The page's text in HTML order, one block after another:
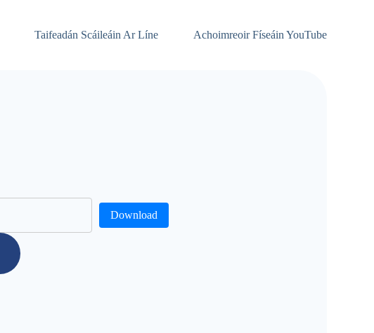
Taifeadán Scáileáin Ar Líne Achoimreoir Físeáin YouTube
Download